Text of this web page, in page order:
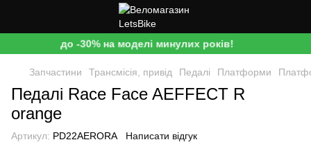
до -30% на моделі минулих років!
Запчастини Трансмісія, привід Педалі Платформи
Педалі Race Face AEFFECT R
orange
Артикул: PD22AERORA Написати відгук